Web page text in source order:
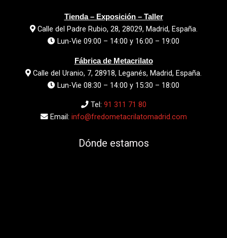
Tienda – Exposición – Taller
Calle del Padre Rubio, 28, 28029, Madrid, España.
Lun-Vie 09:00 – 14:00 y 16:00 – 19:00
Fábrica de Metacrilato
Calle del Uranio, 7, 28918, Leganés, Madrid, España.
Lun-Vie 08:30 – 14:00 y 15:30 – 18:00
Tel: 91 311 71 80
Email: info@fredometacrilatomadrid.com
Dónde estamos